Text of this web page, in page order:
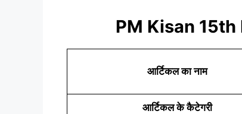
PM Kisan
आर्टिकल का नाम
आर्टिकल के कैटेगरी